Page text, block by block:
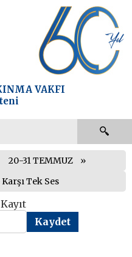
VAKFI
20-31 TEMMUZ
Tek Ses